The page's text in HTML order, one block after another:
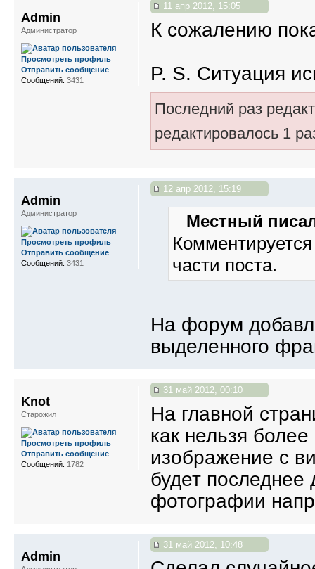
11 апр 2012, 15:05
К сожалению
P. S. Ситуация
Последний раз
редактировалось 1
Admin
Администратор
Просмотреть профиль
Отправить сообщение
Сообщений: 3431
12 апр 2012, 15:19
Местный
части поста.
На форум
выделенного
Admin
Администратор
Просмотреть профиль
Отправить сообщение
Сообщений: 3431
31 май 2012, 00:10
На главной
как нельзя
изображение с
будет последнее
фотографии
Knot
Старожил
Просмотреть профиль
Отправить сообщение
Сообщений: 1782
31 май 2012, 10:48
Admin